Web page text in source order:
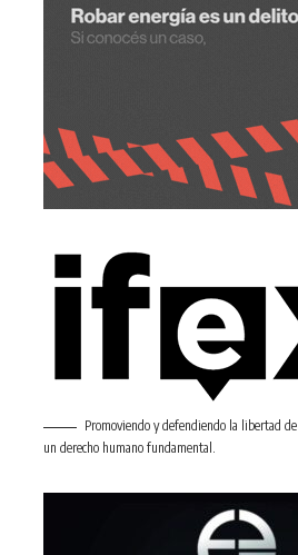
Promoviendo y defendiendo la libertad
un derecho humano fundamental.